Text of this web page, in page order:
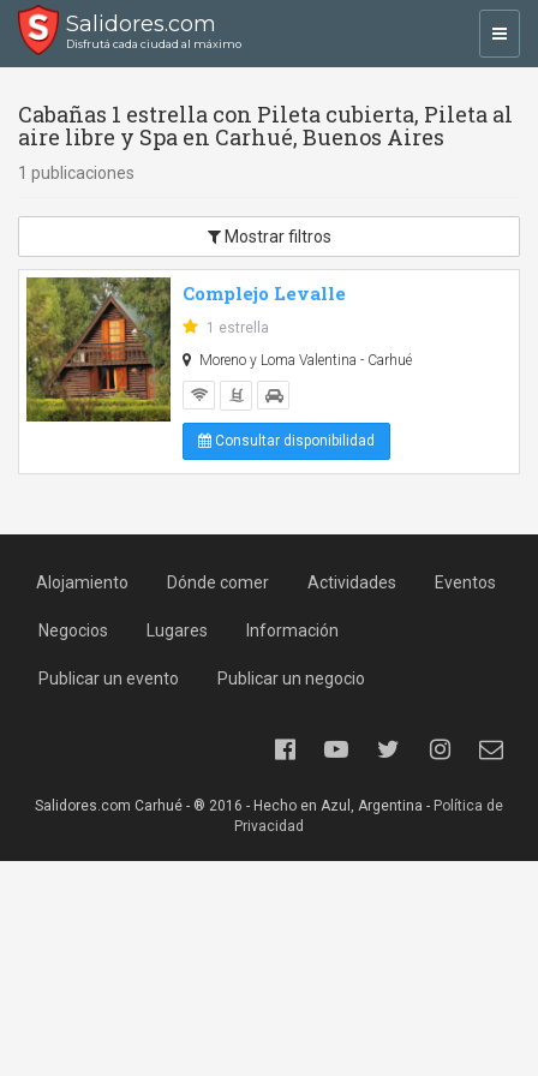
Salidores.com
Disfrutá cada ciudad al máximo
Cabañas 1 estrella con Pileta cubierta, Pileta al
aire libre y Spa en Carhué, Buenos Aires
1 publicaciones
Mostrar filtros
Complejo Levalle
1 estrella
Moreno y Loma Valentina - Carhué
Consultar disponibilidad
Alojamiento Dónde comer Actividades Eventos
Negocios Lugares Información
Publicar un evento Publicar un negocio
Salidores.com Carhué - ® 2016 - Hecho en Azul, Argentina - Política de
Privacidad